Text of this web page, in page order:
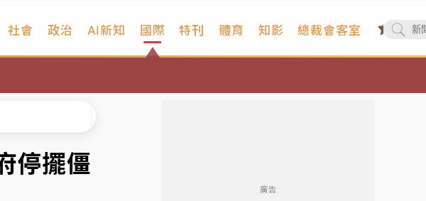
社會 政治 AI新知 國際 特刊 體育 知影 總裁會客室
停擺僵
廣告